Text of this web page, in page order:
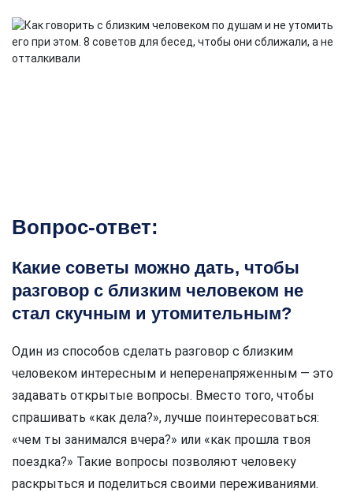
Вопрос-ответ:
Какие советы можно дать, чтобы
разговор с близким человеком не
стал скучным и утомительным?
Один из способов сделать разговор с близким
человеком интересным и неперенапряженным — это
задавать открытые вопросы. Вместо того, чтобы
спрашивать «как дела?», лучше поинтересоваться:
«чем ты занимался вчера?» или «как прошла твоя
поездка?» Такие вопросы позволяют человеку
раскрыться и поделиться своими переживаниями.